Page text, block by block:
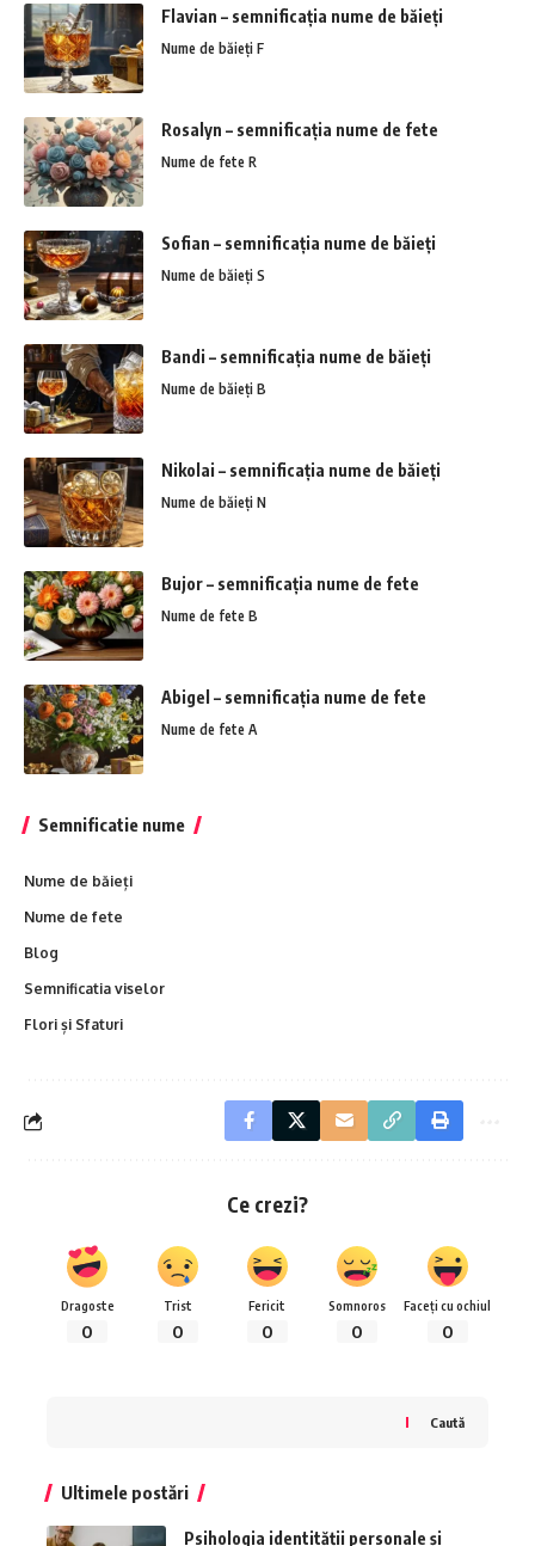
Flavian – semnificația nume de băieți
Nume de băieți F
Rosalyn – semnificația nume de fete
Nume de fete R
Sofian – semnificația nume de băieți
Nume de băieți S
Bandi – semnificația nume de băieți
Nume de băieți B
Nikolai – semnificația nume de băieți
Nume de băieți N
Bujor – semnificația nume de fete
Nume de fete B
Abigel – semnificația nume de fete
Nume de fete A
Semnificatie nume
Nume de băieți
Nume de fete
Blog
Semnificatia viselor
Flori și Sfaturi
Ce crezi?
Dragoste
0
Trist
0
Fericit
0
Somnoros
0
Faceți cu ochiul
0
Caută
Ultimele postări
Psihologia identității personale și